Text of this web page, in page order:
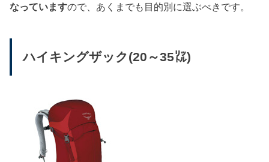
なっていますので、あくまでも目的別に選ぶべきです。
ハイキングザック(20～35㍑)